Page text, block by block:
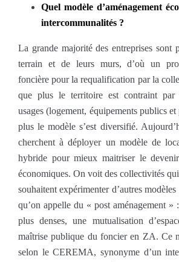
Quel modèle d’aménagement
intercommunalités ?
La grande majorité des entreprises sont
terrain et de leurs murs, d’où un
foncière pour la requalification par la
que plus le territoire est contraint par
usages (logement, équipements publics
plus le modèle s’est diversifié.
cherchent à déployer un modèle de
hybride pour mieux maitriser le
économiques. On voit des collectivités
souhaitent expérimenter d’autres modèles
qu’on appelle du « post aménagement »
plus denses, une mutualisation
maîtrise publique du foncier en ZA. Ce
selon le CEREMA, synonyme d’un